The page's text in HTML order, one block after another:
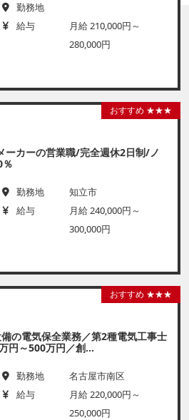
勤務地
給与
月給 210,000円～
280,000円
おすすめ ★★★
ーカーの営業職/完全週休2日制/ノ
勤務地
知立市
給与
月給 240,000円～
300,000円
おすすめ ★★★
備の電気保全業務／第2種電気工事士
円～500万円／創...
勤務地
名古屋市南区
給与
月給 220,000円～
250,000円